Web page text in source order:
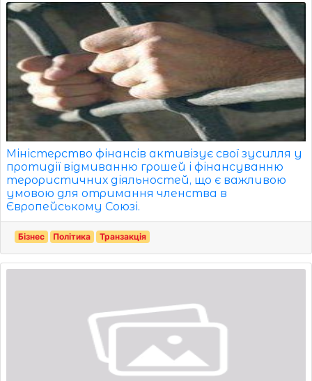
Міністерство фінансів активізує свої зусилля у
протидії відмиванню грошей і фінансуванню
терористичних діяльностей, що є важливою
умовою для отримання членства в
Європейському Союзі.
Бізнес Політика Транзакція